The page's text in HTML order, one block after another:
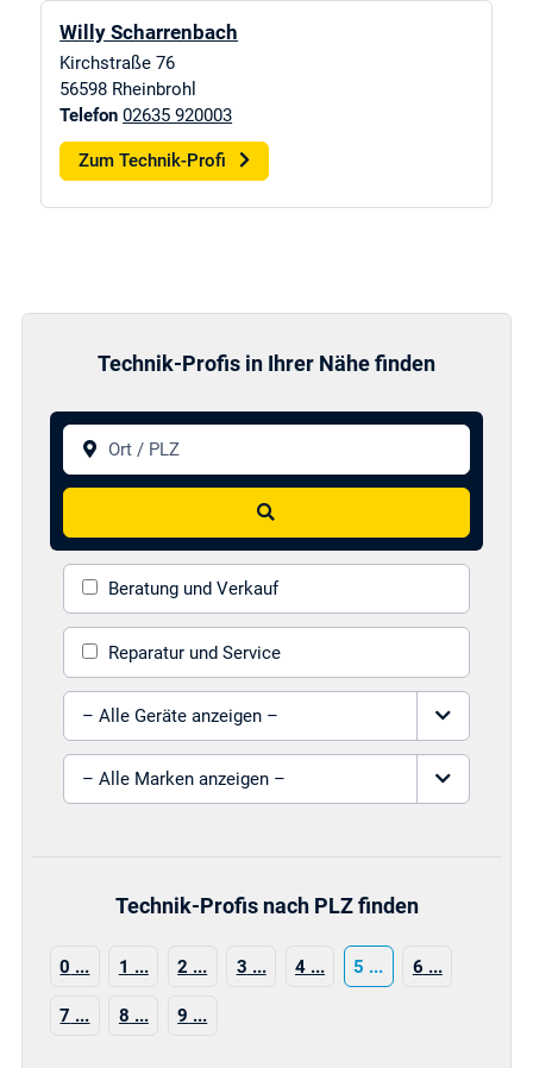
Willy Scharrenbach
Kirchstraße 76
56598 Rheinbrohl
Telefon 02635 920003
Zum Technik-Profi
Technik-Profis in Ihrer Nähe finden
Ort / PLZ
Suchen
Beratung und Verkauf
Reparatur und Service
Gerät auswählen
Marke auswählen
Technik-Profis nach PLZ finden
0 1 2 3 4 5 6
7 8 9